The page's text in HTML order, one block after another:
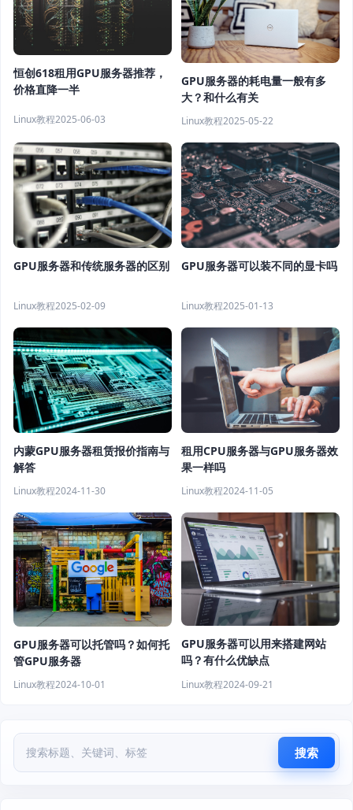
恒创618租用GPU服务器推荐，
价格直降一半
Linux教程2025-06-03
GPU服务器的耗电量一般有多
大？和什么有关
Linux教程2025-05-22
GPU服务器和传统服务器的区别
Linux教程2025-02-09
GPU服务器可以装不同的显卡吗
Linux教程2025-01-13
内蒙GPU服务器租赁报价指南与
解答
Linux教程2024-11-30
租用CPU服务器与GPU服务器效
果一样吗
Linux教程2024-11-05
GPU服务器可以托管吗？如何托
管GPU服务器
Linux教程2024-10-01
GPU服务器可以用来搭建网站
吗？有什么优缺点
Linux教程2024-09-21
搜索